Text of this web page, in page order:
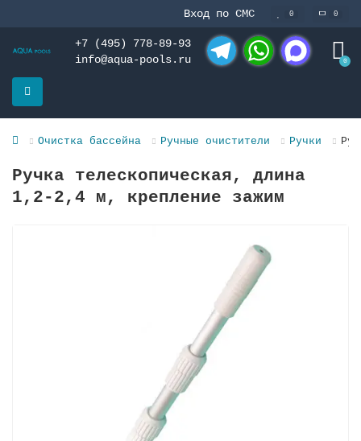
Вход по СМС 0 0
+7 (495) 778-89-93
info@aqua-pools.ru
0
Очистка бассейна Ручные очистители Ручки
Ручка телескопическая, длина
1,2-2,4 м, крепление зажим